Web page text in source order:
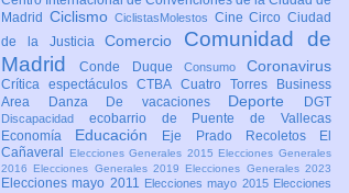
Madrid CiclismoCiclistasMolestos CineCircoCiudad
de la JusticiaComercio Comunidad de
MadridConde Duque Consumo Coronavirus
Crítica espectáculosCTBA Cuatro Torres Business
Area
Danza De vacaciones Deporte DGT
Discapacidad ecobarrio de Puente de Vallecas
Economía Educación Eje Prado Recoletos
El
Cañaveral
Elecciones Generales 2015 Elecciones Generales
2016 Elecciones Generales 2019 Elecciones Generales 2023
Elecciones mayo 2011 Elecciones mayo 2015 Elecciones